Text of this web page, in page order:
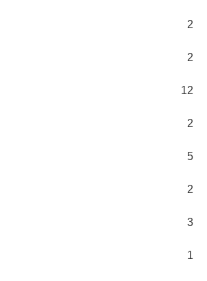
2
2
12
2
5
2
3
1